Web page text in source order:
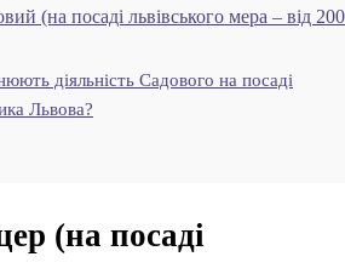
(на посаді львівського мера – від
діяльність Садового на посаді
Львова?
(на посаді